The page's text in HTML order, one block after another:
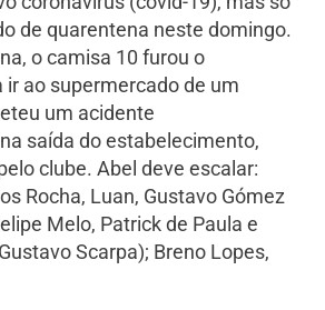
de quarentena neste domingo.
o camisa 10 furou o
ao supermercado de um
um acidente
saída do estabelecimento,
clube. Abel deve escalar:
Rocha, Luan, Gustavo Gómez
Melo, Patrick de Paula e
Scarpa); Breno Lopes,